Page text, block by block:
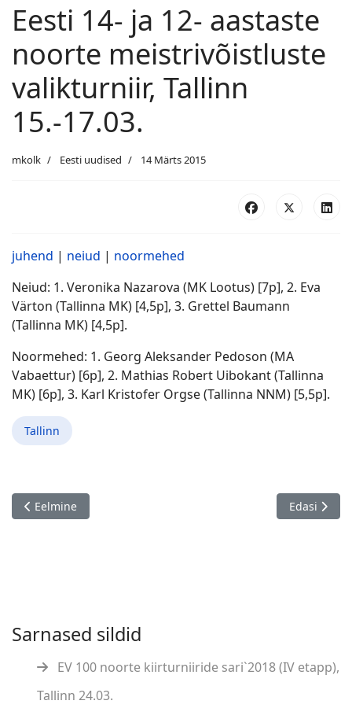
Eesti 14- ja 12- aastaste
noorte meistrivõistluste
valikturniir, Tallinn
15.-17.03.
mkolk Eesti uudised 14 Märts 2015
juhend | neiud | noormehed
Neiud: 1. Veronika Nazarova (MK Lootus) [7p], 2. Eva
Värton (Tallinna MK) [4,5p], 3. Grettel Baumann
(Tallinna MK) [4,5p].
Noormehed: 1. Georg Aleksander Pedoson (MA
Vabaettur) [6p], 2. Mathias Robert Uibokant (Tallinna
MK) [6p], 3. Karl Kristofer Orgse (Tallinna NNM) [5,5p].
Tallinn
Eelmine artikkel: Lev Braschinsky 5. mälestusturniir, Viljandi
Eelmine Järgmine
Edasi
Sarnased sildid
EV 100 noorte kiirturniiride sari`2018 (IV etapp),
Tallinn 24.03.